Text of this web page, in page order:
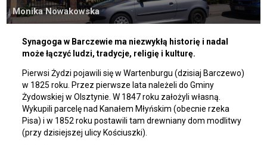
Monika Nowakowska
Synagoga w Barczewie ma niezwykłą historię i nadal
może łączyć ludzi, tradycje, religię i kulturę.
Pierwsi Żydzi pojawili się w Wartenburgu (dzisiaj Barczewo)
w 1825 roku. Przez pierwsze lata należeli do Gminy
Żydowskiej w Olsztynie. W 1847 roku założyli własną.
Wykupili parcelę nad Kanałem Młyńskim (obecnie rzeka
Pisa) i w 1852 roku postawili tam drewniany dom modlitwy
(przy dzisiejszej ulicy Kościuszki).